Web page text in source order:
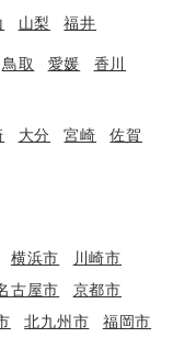
山梨 福井
鳥取 愛媛
香川
大分 宮崎
佐賀
横浜市
川崎市
古屋市
京都市
北九州市
福岡市